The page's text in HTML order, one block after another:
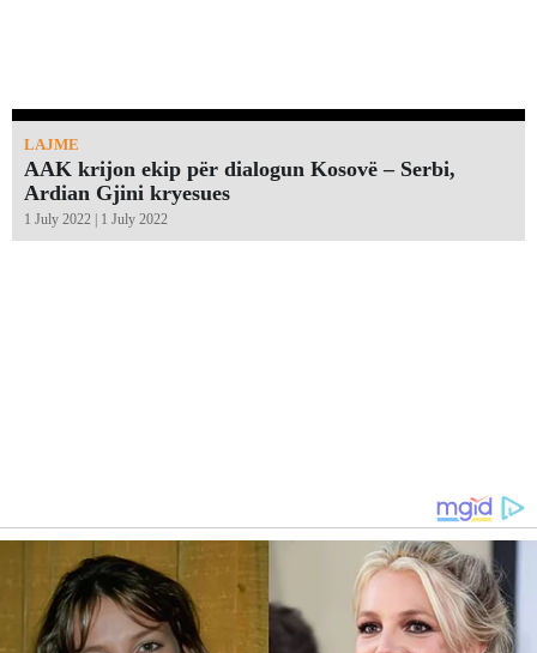
LAJME
AAK krijon ekip për dialogun Kosovë – Serbi,
Ardian Gjini kryesues
1 July 2022 | 1 July 2022